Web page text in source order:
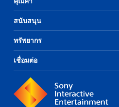
สนับสนุน
ทรัพยากร
เชื่อมต่อ